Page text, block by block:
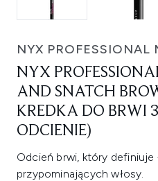
NYX PROFESSIONAL
NYX
AND SNATCH
KREDKA DO BRWI
ODCIENIE)
Odcień brwi, który definiuje
przypominających włosy.